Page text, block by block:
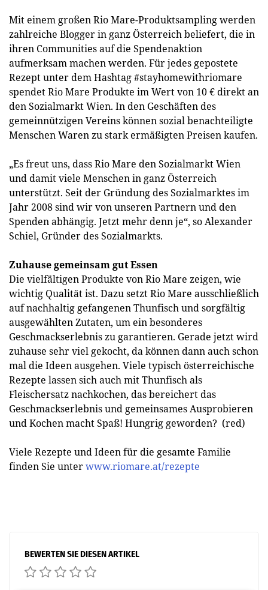
Mit einem großen Rio Mare-Produktsampling werden
zahlreiche Blogger in ganz Österreich beliefert, die in
ihren Communities auf die Spendenaktion
aufmerksam machen werden. Für jedes gepostete
Rezept unter dem Hashtag #stayhomewithriomare
spendet Rio Mare Produkte im Wert von 10 € direkt an
den Sozialmarkt Wien. In den Geschäften des
gemeinnützigen Vereins können sozial benachteiligte
Menschen Waren zu stark ermäßigten Preisen kaufen.
„Es freut uns, dass Rio Mare den Sozialmarkt Wien
und damit viele Menschen in ganz Österreich
unterstützt. Seit der Gründung des Sozialmarktes im
Jahr 2008 sind wir von unseren Partnern und den
Spenden abhängig. Jetzt mehr denn je“, so Alexander
Schiel, Gründer des Sozialmarkts.
Zuhause gemeinsam gut Essen
Die vielfältigen Produkte von Rio Mare zeigen, wie
wichtig Qualität ist. Dazu setzt Rio Mare ausschließlich
auf nachhaltig gefangenen Thunfisch und sorgfältig
ausgewählten Zutaten, um ein besonderes
Geschmackserlebnis zu garantieren. Gerade jetzt wird
zuhause sehr viel gekocht, da können dann auch schon
mal die Ideen ausgehen. Viele typisch österreichische
Rezepte lassen sich auch mit Thunfisch als
Fleischersatz nachkochen, das bereichert das
Geschmackserlebnis und gemeinsames Ausprobieren
und Kochen macht Spaß! Hungrig geworden? (red)
Viele Rezepte und Ideen für die gesamte Familie
finden Sie unterwww.riomare.at/rezepte
BEWERTEN SIE DIESEN ARTIKEL